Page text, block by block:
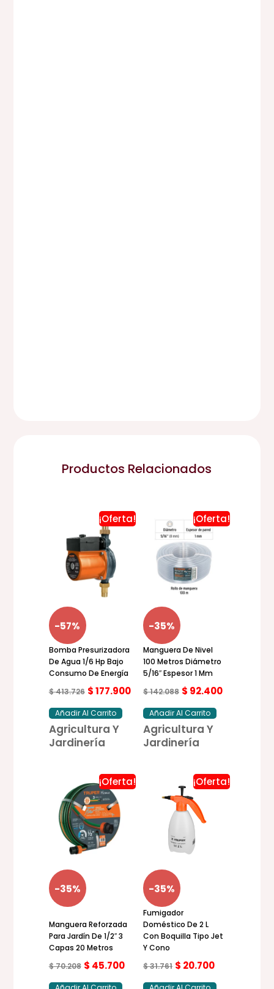
Productos Relacionados
¡Oferta!
-57%
Bomba Presurizadora
De Agua 1/6 Hp Bajo
Consumo De Energía
$413.726
precio
original
era:
$ 413.726.
$177.900
El
precio
actual
$ 177.900.
Añadir Al Carrito
Agricultura Y
Jardinería
¡Oferta!
-35%
Manguera De Nivel
100 Metros Diámetro
5/16″ Espesor 1 Mm
$142.088
precio
original
era:
$ 142.088.
$ 92.400
El
Añadir Al Carrito
Agricultura Y
Jardinería
¡Oferta!
-35%
Manguera Reforzada
Para Jardín De 1/2″ 3
Capas 20 Metros
$70.208
El
precio
original
era:
$ 70.208.
$ 45.700
El
¡Oferta!
-35%
Fumigador
Doméstico De 2 L
Con Boquilla Tipo Jet
Y Cono
$31.761
El
precio
original
era:
$ 31.761.
$ 20.700
El